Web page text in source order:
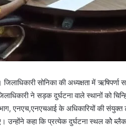
जिलाधिकारी सोनिका की अध्यक्षता में
ने सड़क दुर्घटना वाले स्थानों को
एनएच,एनएचआई के अधिकारियों की
उन्होंने कहा कि प्रत्येक दुर्घटना स्थल कोे